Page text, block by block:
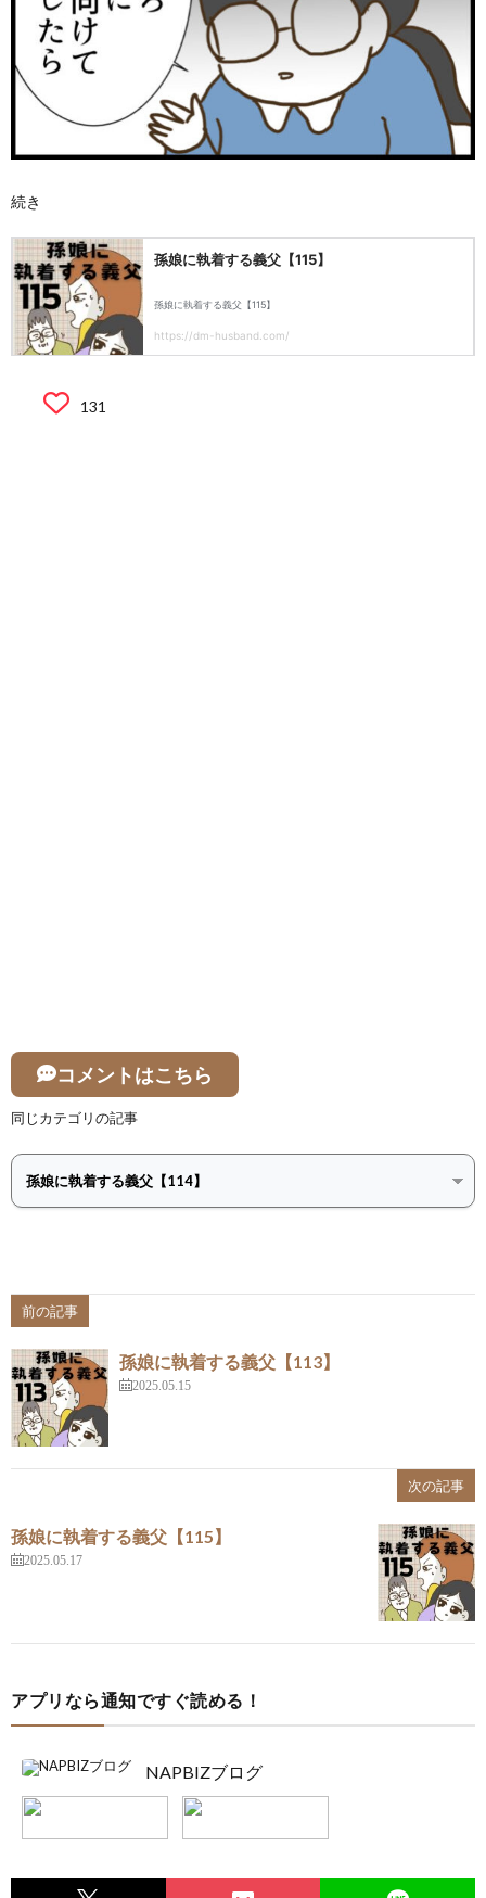
続き
131
コメントはこちら
同じカテゴリの記事
前の記事
孫娘に執着する義父【113】
2025.05.15
次の記事
孫娘に執着する義父【115】
2025.05.17
アプリなら通知ですぐ読める！
NAPBIZブログ